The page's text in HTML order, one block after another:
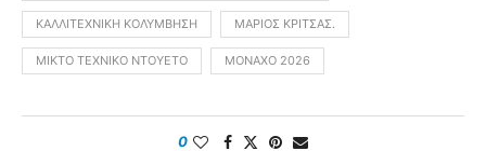
ΚΑΛΛΙΤΕΧΝΙΚΉ ΚΟΛΎΜΒΗΣΗ ΜΆΡΙΟΣ ΚΡΊΤΣΑΣ.
ΜΙΚΤΌ ΤΕΧΝΙΚΌ ΝΤΟΥΈΤΟ ΜΌΝΑΧΟ 2026
0